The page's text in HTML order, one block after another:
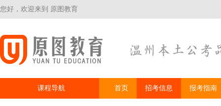
您好，欢迎来到 原图教育
课程导航 首页 招考信息 报考指南